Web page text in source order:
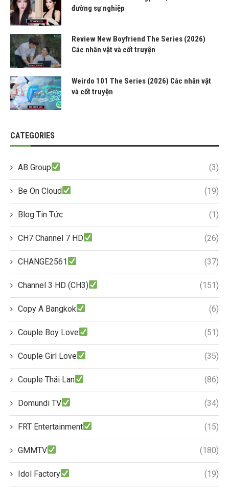
đường sự nghiệp
Review New Boyfriend The Series (2026)
Các nhân vật và cốt truyện
Weirdo 101 The Series (2026) Các nhân vật
và cốt truyện
CATEGORIES
AB Group (3)
Be On Cloud (19)
Blog Tin Tức (1)
CH7 Channel 7 HD (26)
CHANGE2561 (37)
Channel 3 HD (CH3) (151)
Copy A Bangkok (6)
Couple Boy Love (51)
Couple Girl Love (35)
Couple Thái Lan (86)
Domundi TV (34)
FRT Entertainment (15)
GMMTV (180)
Idol Factory (19)